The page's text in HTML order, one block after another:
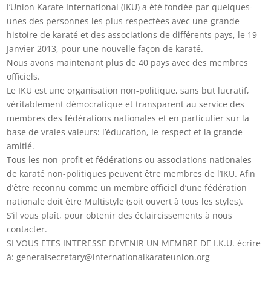
l’Union Karate International (IKU) a été fondée par quelques-
unes des personnes les plus respectées avec une grande
histoire de karaté et des associations de différents pays, le 19
Janvier 2013, pour une nouvelle façon de karaté.
Nous avons maintenant plus de 40 pays avec des membres
officiels.
Le IKU est une organisation non-politique, sans but lucratif,
véritablement démocratique et transparent au service des
membres des fédérations nationales et en particulier sur la
base de vraies valeurs: l’éducation, le respect et la grande
amitié.
Tous les non-profit et fédérations ou associations nationales
de karaté non-politiques peuvent être membres de l’IKU. Afin
d’être reconnu comme un membre officiel d’une fédération
nationale doit être Multistyle (soit ouvert à tous les styles).
S’il vous plaît, pour obtenir des éclaircissements à nous
contacter.
SI VOUS ETES INTERESSE DEVENIR UN MEMBRE DE I.K.U. écrire
à: generalsecretary@internationalkarateunion.org